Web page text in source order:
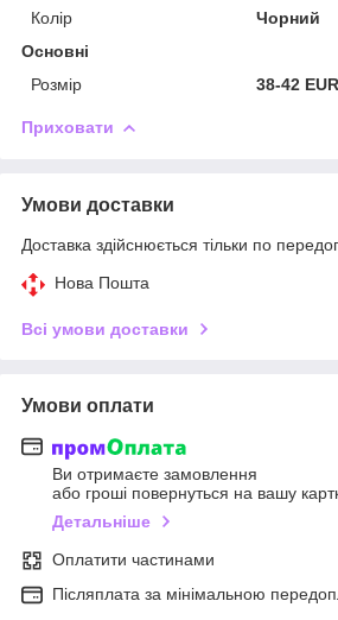
Колір
Чорний
Основні
Розмір
38-42 EUR
Приховати
Умови доставки
Доставка здійснюється тільки по
Нова Пошта
Всі умови доставки
Умови оплати
Ви отримаєте замовлення
або гроші повернуться на вашу
Детальніше
Оплатити частинами
Післяплата за мінімальною